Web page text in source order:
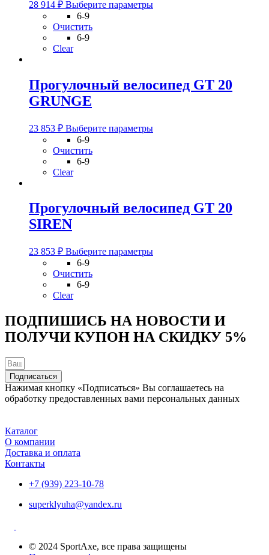
28 914 ₽ Выберите параметры
на
6-9
Очистить
6-9
Clear
Прогулочный велосипед GT 20
GRUNGE
23 853 ₽ Выберите параметрыЭтот
на
6-9
Очистить
6-9
Clear
Прогулочный велосипед GT 20
SIREN
23 853 ₽ Выберите параметрыЭтот
можно
выбрать
на
6-9
Очистить
6-9
Clear
ПОДПИШИСЬ НА НОВОСТИ И
ПОЛУЧИ КУПОН НА СКИДКУ 5%
Подписаться
Нажимая кнопку «Подписаться» Вы соглашаетесь на
обработку предоставленных вами персональных данных
Каталог
О компании
Доставка и оплата
Контакты
+7 (939) 223-10-78
superklyuha@yandex.ru
© 2024 SportAxe, все права защищены